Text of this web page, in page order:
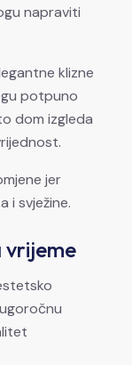
napraviti
klizne
potpuno
dom izgleda
jer
i svježine.
vrijeme